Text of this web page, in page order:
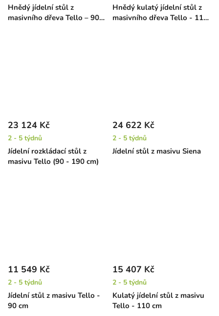
Hnědý jídelní stůl z
masivního dřeva Tello – 90
Hnědý kulatý jídelní stůl z
masivního dřeva Tello - 110
Jídelní rozkládací stůl z
masivu Tello (90 - 190 cm)
23 124 Kč
2 - 5 týdnů
Jídelní stůl z masivu Siena
24 622 Kč
2 - 5 týdnů
Jídelní stůl z masivu Tello -
90 cm
11 549 Kč
2 - 5 týdnů
Kulatý jídelní stůl z masivu
Tello - 110 cm
15 407 Kč
2 - 5 týdnů